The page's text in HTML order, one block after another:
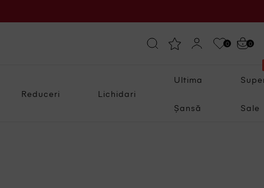
0 0
Reduceri Lichidari
Ultima
Șansă Sale